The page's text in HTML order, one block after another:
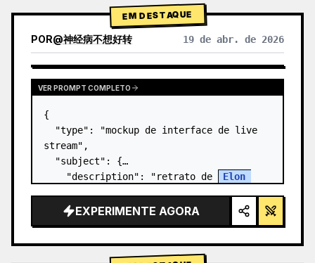
EM DESTAQUE
POR@神经病不想好转 19 de abr. de 2026
VER PROMPT COMPLETO
{
  "type": "mockup de interface de live
stream",
  "subject": {
    "description": "retrato de
Elon
preta com um gráfico de esquema técnico
em branco",
EXPERIMENTE AGORA